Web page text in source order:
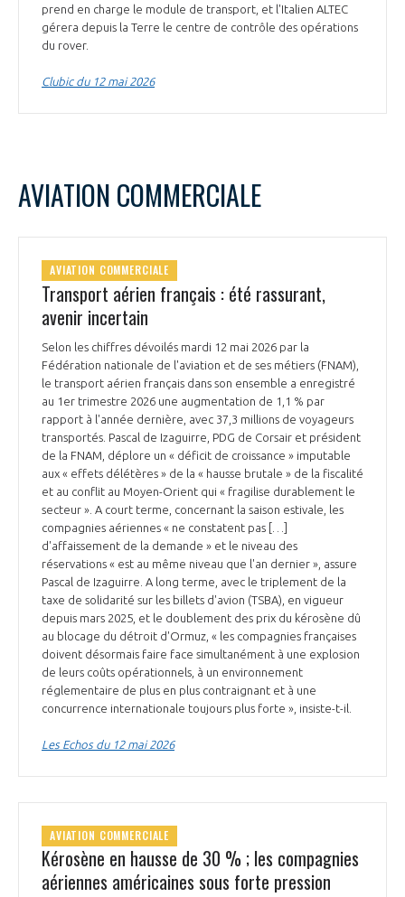
prend en charge le module de transport, et l'Italien ALTEC
gérera depuis la Terre le centre de contrôle des opérations
du rover.
Clubic du 12 mai 2026
AVIATION COMMERCIALE
AVIATION COMMERCIALE
Transport aérien français : été rassurant,
avenir incertain
Selon les chiffres dévoilés mardi 12 mai 2026 par la
Fédération nationale de l'aviation et de ses métiers (FNAM),
le transport aérien français dans son ensemble a enregistré
au 1er trimestre 2026 une augmentation de 1,1 % par
rapport à l'année dernière, avec 37,3 millions de voyageurs
transportés. Pascal de Izaguirre, PDG de Corsair et président
de la FNAM, déplore un « déficit de croissance » imputable
aux « effets délétères » de la « hausse brutale » de la fiscalité
et au conflit au Moyen-Orient qui « fragilise durablement le
secteur ». A court terme, concernant la saison estivale, les
compagnies aériennes « ne constatent pas […]
d'affaissement de la demande » et le niveau des
réservations « est au même niveau que l'an dernier », assure
Pascal de Izaguirre. A long terme, avec le triplement de la
taxe de solidarité sur les billets d'avion (TSBA), en vigueur
depuis mars 2025, et le doublement des prix du kérosène dû
au blocage du détroit d'Ormuz, « les compagnies françaises
doivent désormais faire face simultanément à une explosion
de leurs coûts opérationnels, à un environnement
réglementaire de plus en plus contraignant et à une
concurrence internationale toujours plus forte », insiste-t-il.
Les Echos du 12 mai 2026
AVIATION COMMERCIALE
Kérosène en hausse de 30 % ; les compagnies
aériennes américaines sous forte pression